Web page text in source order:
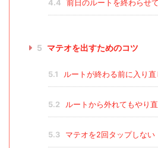
4.4 前日のルートを終わらせ
5 マテオを出すためのコツ
5.1 ルートが終わる前に入り直
5.2 ルートから外れてもやり
5.3 マテオを2回タップしない